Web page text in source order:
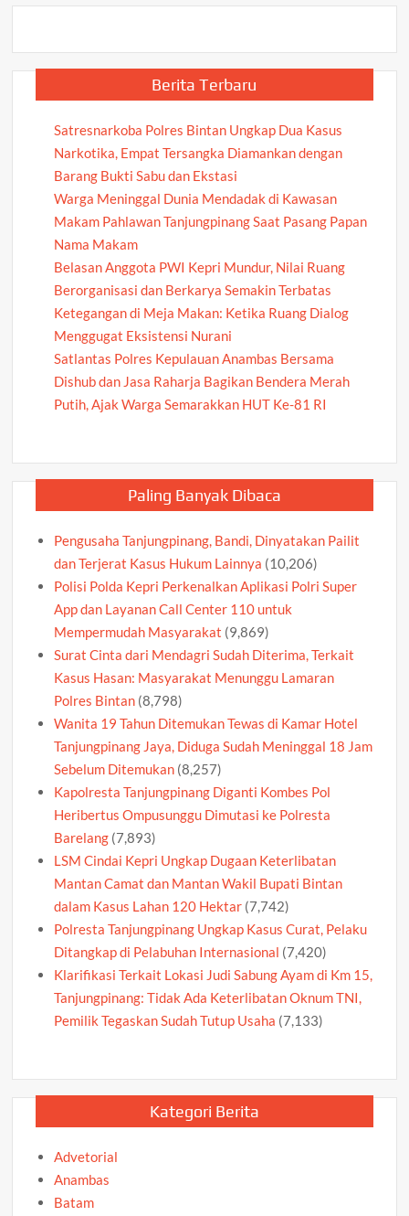
Berita Terbaru
Satresnarkoba Polres Bintan Ungkap Dua Kasus
Narkotika, Empat Tersangka Diamankan dengan
Barang Bukti Sabu dan Ekstasi
Warga Meninggal Dunia Mendadak di Kawasan
Makam Pahlawan Tanjungpinang Saat Pasang Papan
Nama Makam
Belasan Anggota PWI Kepri Mundur, Nilai Ruang
Berorganisasi dan Berkarya Semakin Terbatas
Ketegangan di Meja Makan: Ketika Ruang Dialog
Menggugat Eksistensi Nurani
Satlantas Polres Kepulauan Anambas Bersama
Dishub dan Jasa Raharja Bagikan Bendera Merah
Putih, Ajak Warga Semarakkan HUT Ke-81 RI
Paling Banyak Dibaca
Pengusaha Tanjungpinang, Bandi, Dinyatakan Pailit
dan Terjerat Kasus Hukum Lainnya (10,206)
Polisi Polda Kepri Perkenalkan Aplikasi Polri Super
App dan Layanan Call Center 110 untuk
Mempermudah Masyarakat (9,869)
Surat Cinta dari Mendagri Sudah Diterima, Terkait
Kasus Hasan: Masyarakat Menunggu Lamaran
Polres Bintan (8,798)
Wanita 19 Tahun Ditemukan Tewas di Kamar Hotel
Tanjungpinang Jaya, Diduga Sudah Meninggal 18 Jam
Sebelum Ditemukan (8,257)
Kapolresta Tanjungpinang Diganti Kombes Pol
Heribertus Ompusunggu Dimutasi ke Polresta
Barelang (7,893)
LSM Cindai Kepri Ungkap Dugaan Keterlibatan
Mantan Camat dan Mantan Wakil Bupati Bintan
dalam Kasus Lahan 120 Hektar (7,742)
Polresta Tanjungpinang Ungkap Kasus Curat, Pelaku
Ditangkap di Pelabuhan Internasional (7,420)
Klarifikasi Terkait Lokasi Judi Sabung Ayam di Km 15,
Tanjungpinang: Tidak Ada Keterlibatan Oknum TNI,
Pemilik Tegaskan Sudah Tutup Usaha (7,133)
Kategori Berita
Advetorial
Anambas
Batam